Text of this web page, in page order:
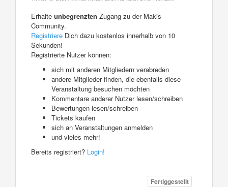
Erhalte unbegrenzten Zugang zu der Makis
Community.
Registriere Dich dazu kostenlos innerhalb von 10
Sekunden!
Registrierte Nutzer können:
sich mit anderen Mitgliedern verabreden
andere Mitglieder finden, die ebenfalls diese
Veranstaltung besuchen möchten
Kommentare anderer Nutzer lesen/schreiben
Bewertungen lesen/schreiben
Tickets kaufen
sich an Veranstaltungen anmelden
und vieles mehr!
Bereits registriert? Login!
Fertiggestellt